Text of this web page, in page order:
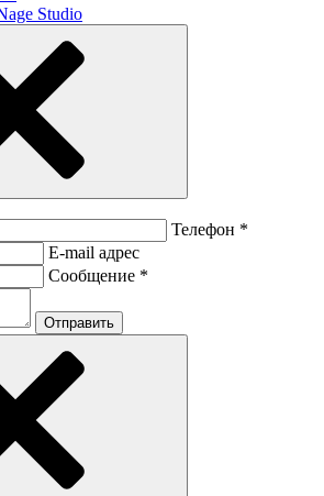
Studio
Телефон *
E-mail адрес
Сообщение *
Отправить